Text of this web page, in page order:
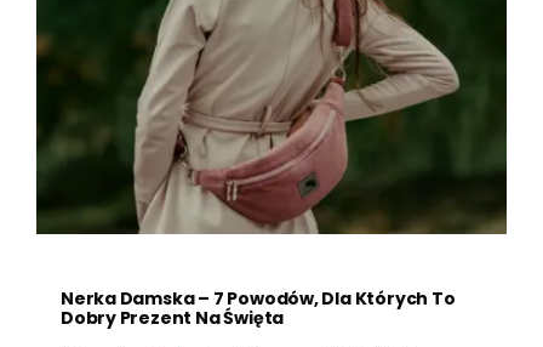
Nerka Damska – 7 Powodów, Dla Których To
Dobry Prezent Na Święta